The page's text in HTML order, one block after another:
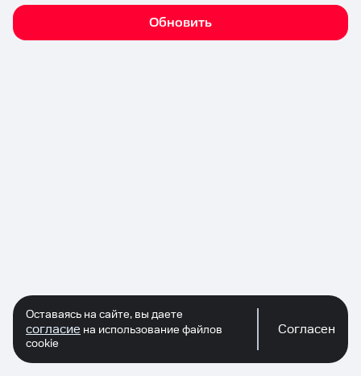
Обновить
Оставаясь на сайте, вы даете
согласие на использование файлов
cookie
Согласен